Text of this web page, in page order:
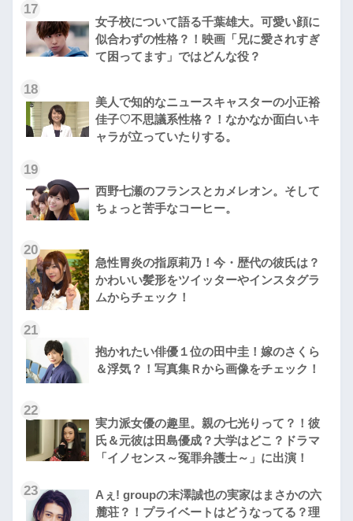
17
女子校について語る千葉雄大。可愛い顔に
似合わずの性格？！映画「兄に愛されすぎ
て困ってます」ではどんな役？
18
美人で知的なニュースキャスターの小正裕
佳子♡不思議系性格？！なかなか面白いキ
ャラが立っていたりする。
19
西野七瀬のフランスとカメレオン。そして
ちょっと苦手なコーヒー。
20
急性胃炎の指原莉乃！今・歴代の彼氏は？
かわいい髪形をツイッターやインスタグラ
ムからチェック！
21
抱かれたい俳優１位の田中圭！嫁のさくら
＆浮気？！写真集Ｒから画像をチェック！
22
実力派女優の趣里。親の七光りって？！彼
氏＆元彼は田島優成？大学はどこ？ドラマ
「イノセンス～冤罪弁護士～」に出演！
23
Aぇ! groupの末澤誠也の実家はまさかの六
麓荘？！プライベートはどうなってる？理